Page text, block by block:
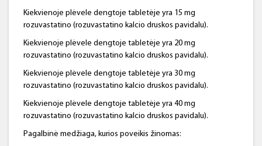
Kiekvienoje plėvele dengtoje tabletėje yra 15 mg
rozuvastatino (rozuvastatino kalcio druskos pavidalu).
Kiekvienoje plėvele dengtoje tabletėje yra 20 mg
rozuvastatino (rozuvastatino kalcio druskos pavidalu).
Kiekvienoje plėvele dengtoje tabletėje yra 30 mg
rozuvastatino (rozuvastatino kalcio druskos pavidalu).
Kiekvienoje plėvele dengtoje tabletėje yra 40 mg
rozuvastatino (rozuvastatino kalcio druskos pavidalu).
Pagalbinė medžiaga, kurios poveikis žinomas: